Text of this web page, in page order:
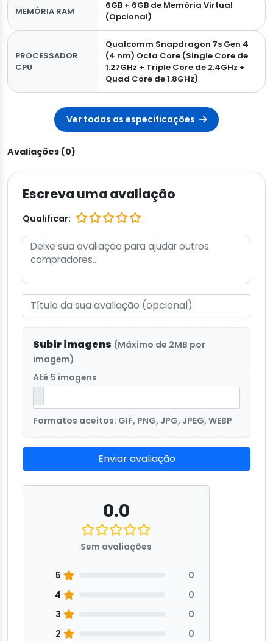
MEMÓRIA RAM
6GB + 6GB de Memória Virtual
(Opcional)
PROCESSADOR
CPU
Qualcomm Snapdragon 7s Gen 4
(4 nm) Octa Core (Single Core de
1.27GHz + Triple Core de 2.4GHz +
Quad Core de 1.8GHz)
Ver todas as especificações
Avaliações (0)
Escreva uma avaliação
Qualificar:
Subir imagens (Máximo de 2MB por
imagem)
Até 5 imagens
Formatos aceitos: GIF, PNG, JPG, JPEG, WEBP
Enviar avaliação
0.0
Sem avaliações
5
0
4
0
3
0
2
0